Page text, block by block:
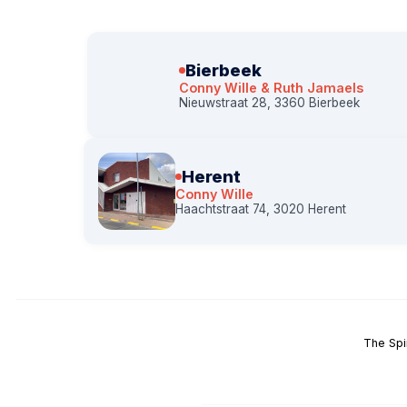
Bierbeek
Conny Wille & Ruth Jamaels
Nieuwstraat 28, 3360 Bierbeek
Herent
Conny Wille
Haachtstraat 74, 3020 Herent
The